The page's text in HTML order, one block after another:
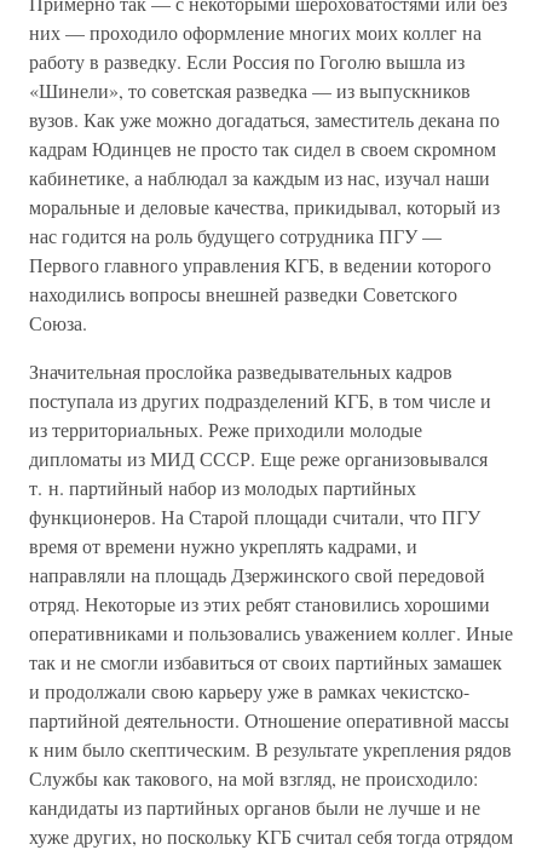
них — проходило оформление многих моих коллег на
работу в разведку. Если Россия по Гоголю вышла из
«Шинели», то советская разведка — из выпускников
вузов. Как уже можно догадаться, заместитель декана по
кадрам Юдинцев не просто так сидел в своем скромном
кабинетике, а наблюдал за каждым из нас, изучал наши
моральные и деловые качества, прикидывал, который из
нас годится на роль будущего сотрудника ПГУ —
Первого главного управления КГБ, в ведении которого
находились вопросы внешней разведки Советского
Союза.
Значительная прослойка разведывательных кадров
поступала из других подразделений КГБ, в том числе и
из территориальных. Реже приходили молодые
дипломаты из МИД СССР. Еще реже организовывался
т. н. партийный набор из молодых партийных
функционеров. На Старой площади считали, что ПГУ
время от времени нужно укреплять кадрами, и
направляли на площадь Дзержинского свой передовой
отряд. Некоторые из этих ребят становились хорошими
оперативниками и пользовались уважением коллег. Иные
так и не смогли избавиться от своих партийных замашек
и продолжали свою карьеру уже в рамках чекистско-
партийной деятельности. Отношение оперативной массы
к ним было скептическим. В результате укрепления рядов
Службы как такового, на мой взгляд, не происходило:
кандидаты из партийных органов были не лучше и не
хуже других, но поскольку КГБ считал себя тогда отрядом